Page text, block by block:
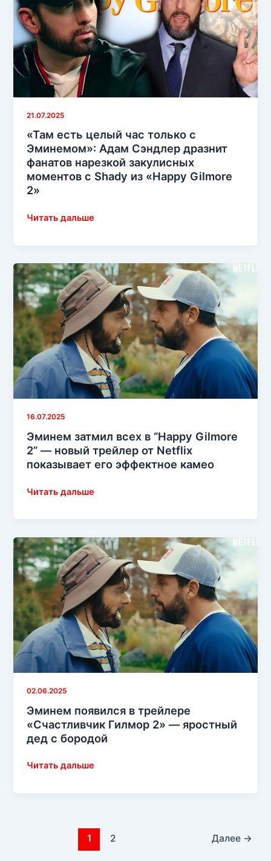
не
хотел
беспокоить
человека»
21.07.2025
«Там есть целый час только с
Эминемом»: Адам Сэндлер дразнит
фанатов нарезкой закулисных
моментов с Shady из «Happy Gilmore
2»
«Там
час
только
с
Эминемом»:
Адам
Сэндлер
дразнит
фанатов
нарезкой
закулисных
с
Shady
из
«Happy
2»
Читать дальше
16.07.2025
Эминем затмил всех в “Happy Gilmore
2” — новый трейлер от Netflix
показывает его эффектное камео
Эминем
в
“Happy
Gilmore
2”
—
новый
трейлер
от
Netflix
показывает
эффектное
камео
Читать дальше
02.06.2025
Эминем появился в трейлере
«Счастливчик Гилмор 2» — яростный
дед с бородой
Эминем
Читать дальше
1 2 Далее →